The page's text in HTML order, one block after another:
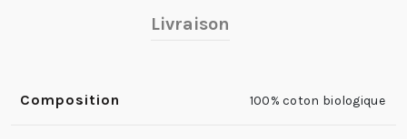
Livraison
Composition 100% coton biologique